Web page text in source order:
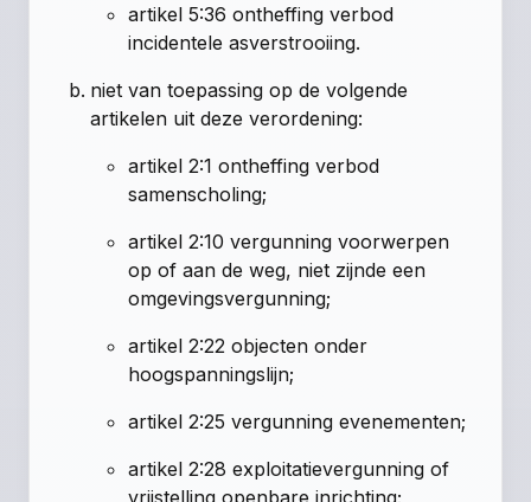
artikel 5:36 ontheffing verbod
incidentele asverstrooiing.
niet van toepassing op de volgende
artikelen uit deze verordening:
artikel 2:1 ontheffing verbod
samenscholing;
artikel 2:10 vergunning voorwerpen
op of aan de weg, niet zijnde een
omgevingsvergunning;
artikel 2:22 objecten onder
hoogspanningslijn;
artikel 2:25 vergunning evenementen;
artikel 2:28 exploitatievergunning of
vrijstelling openbare inrichting;